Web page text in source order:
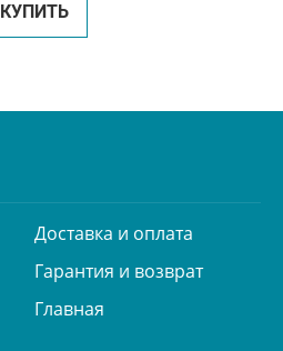
КУПИТЬ
Доставка и оплата
Гарантия и возврат
Главная